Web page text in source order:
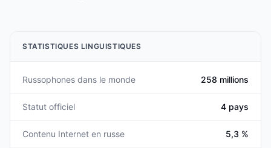
STATISTIQUES LINGUISTIQUES
Russophones dans le monde 258 millions
Statut officiel 4 pays
Contenu Internet en russe 5,3 %